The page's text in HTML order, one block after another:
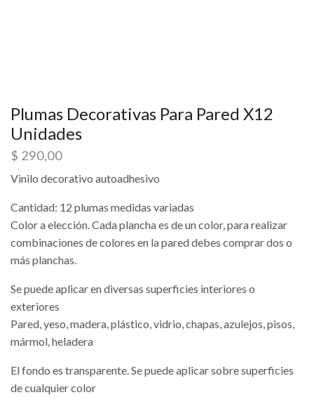
Plumas Decorativas Para Pared X12
Unidades
$ 290,00
Vinilo decorativo autoadhesivo
Cantidad: 12 plumas medidas variadas
Color a elección. Cada plancha es de un color, para realizar
combinaciones de colores en la pared debes comprar dos o
más planchas.
Se puede aplicar en diversas superficies interiores o
exteriores
Pared, yeso, madera, plástico, vidrio, chapas, azulejos, pisos,
mármol, heladera
El fondo es transparente. Se puede aplicar sobre superficies
de cualquier color